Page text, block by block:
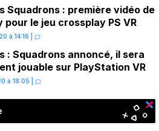
Squadrons : première vidéo de
pour le jeu crossplay PS VR
à 14:16
: Squadrons annoncé, il sera
jouable sur PlayStation VR
à 18:05